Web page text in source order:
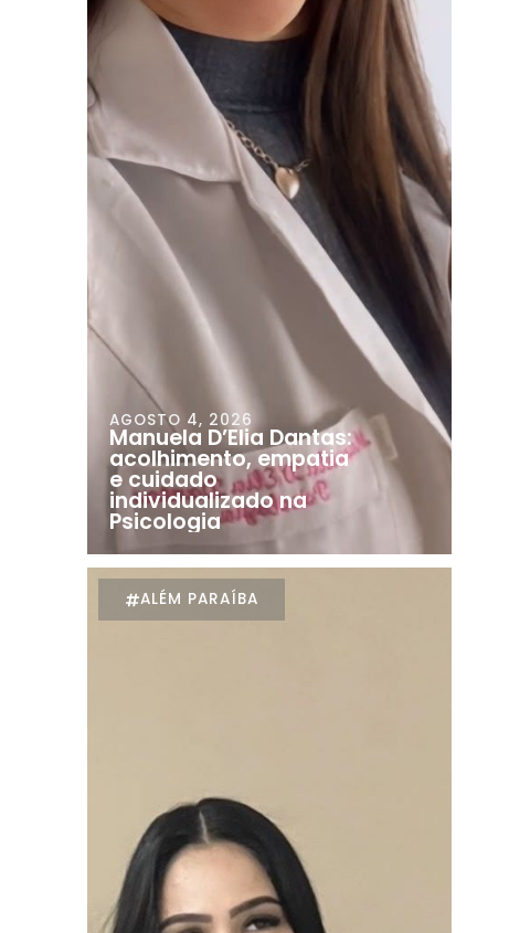
AGOSTO 4, 2026
Manuela D’Elia Dantas:
acolhimento, empatia
e cuidado
individualizado na
Psicologia
ALÉM PARAÍBA